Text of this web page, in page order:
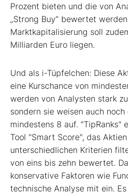
Prozent bieten und die von
„Strong Buy“ bewertet
Marktkapitalisierung soll
Milliarden Euro liegen.
Und als i-Tüpfelchen: Diese
eine Kurschance von
werden von Analysten stark
sondern sie weisen auch
mindestens 8 auf. "TipRanks"
Tool "Smart Score", das
unterschiedlichen Kriterien
von eins bis zehn bewertet.
konservative Faktoren wie
technische Analyse mit ein.